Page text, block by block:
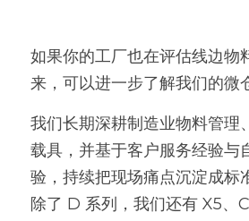
如果你的工厂也在评估线边物
来，可以进一步了解我们的微
我们长期深耕制造业物料管理
载具，并基于客户服务经验与
验，持续把现场痛点沉淀成标
除了 D 系列，我们还有 X5、